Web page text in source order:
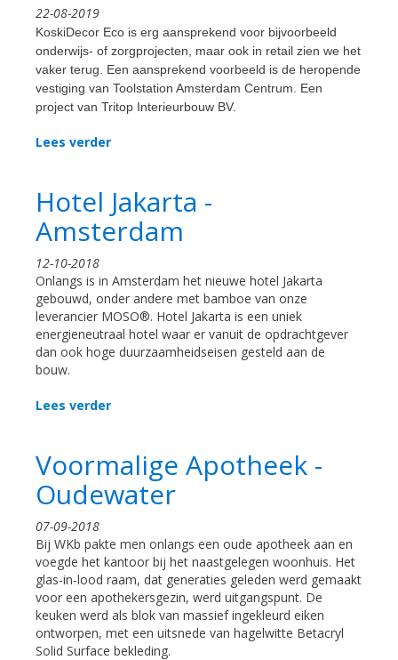
22-08-2019
KoskiDecor Eco is erg aansprekend voor bijvoorbeeld
onderwijs- of zorgprojecten, maar ook in retail zien we het
vaker terug. Een aansprekend voorbeeld is de heropende
vestiging van Toolstation Amsterdam Centrum. Een
project van Tritop Interieurbouw BV.
Lees verder
Hotel Jakarta -
Amsterdam
12-10-2018
Onlangs is in Amsterdam het nieuwe hotel Jakarta
gebouwd, onder andere met bamboe van onze
leverancier MOSO®. Hotel Jakarta is een uniek
energieneutraal hotel waar er vanuit de opdrachtgever
dan ook hoge duurzaamheidseisen gesteld aan de
bouw.
Lees verder
Voormalige Apotheek -
Oudewater
07-09-2018
Bij WKb pakte men onlangs een oude apotheek aan en
voegde het kantoor bij het naastgelegen woonhuis. Het
glas-in-lood raam, dat generaties geleden werd gemaakt
voor een apothekersgezin, werd uitgangspunt. De
keuken werd als blok van massief ingekleurd eiken
ontworpen, met een uitsnede van hagelwitte Betacryl
Solid Surface bekleding.